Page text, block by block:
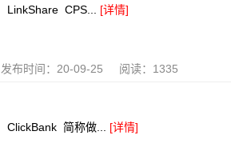
LinkShare CPS... [详情]
发布时间：20-09-25 阅读：1335
ClickBank 简称做... [详情]